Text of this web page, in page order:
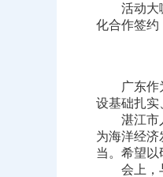
活动大咖
化合作签约
广东作为
设基础扎实
湛江市人
为海洋经
当。希望以
会上，与